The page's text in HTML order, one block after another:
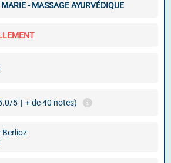
- MASSAGE AYURVÉDIQUE
5 | + de 40 notes)
Berlioz